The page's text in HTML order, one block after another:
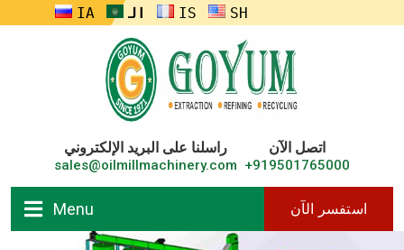
ENGLISH
FRANÇAISالعربيةRUSSIA
اتصل الآن
919501765000+
راسلنا على البريد الإلكتروني
sales@oilmillmachinery.com
Menu استفسر الآن